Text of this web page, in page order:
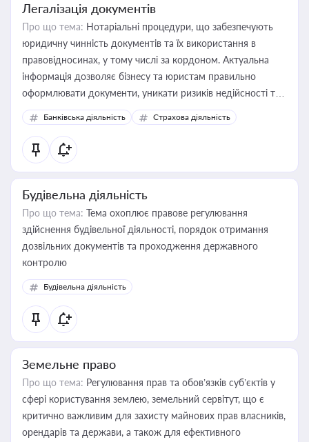
Легалізація документів
Про що тема: Нотаріальні процедури, що забезпечують
юридичну чинність документів та їх використання в
правовідносинах, у тому числі за кордоном. Актуальна
інформація дозволяє бізнесу та юристам правильно
оформлювати документи, уникати ризиків недійсності та
забезпечувати їх належне прийняття органами влади та
контрагентами
Банківська діяльність Страхова діяльність
Будівельна діяльність
Про що тема: Тема охоплює правове регулювання
здійснення будівельної діяльності, порядок отримання
дозвільних документів та проходження державного
контролю
Будівельна діяльність
Земельне право
Про що тема: Регулювання прав та обов’язків суб’єктів у
сфері користування землею, земельний сервітут, що є
критично важливим для захисту майнових прав власників,
орендарів та держави, а також для ефективного